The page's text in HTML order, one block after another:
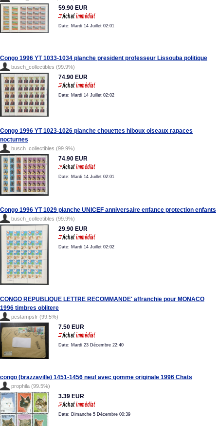
59.90 EUR
Date: Mardi 14 Juillet 02:01
Congo 1996 YT 1033-1034 planche president professeur Lissouba politique
busch_collectibles (99.9%)
74.90 EUR
Date: Mardi 14 Juillet 02:02
Congo 1996 YT 1023-1026 planche chouettes hiboux oiseaux rapaces
nocturnes
busch_collectibles (99.9%)
74.90 EUR
Date: Mardi 14 Juillet 02:01
Congo 1996 YT 1029 planche UNICEF anniversaire enfance protection enfants
busch_collectibles (99.9%)
29.90 EUR
Date: Mardi 14 Juillet 02:02
CONGO REPUBLIQUE LETTRE RECOMMANDE' affranchie pour MONACO
1996 timbres oblitere
pcstampsfr (99.5%)
7.50 EUR
Date: Mardi 23 Décembre 22:40
congo (brazzaville) 1451-1456 neuf avec gomme originale 1996 Chats
prophila (99.5%)
3.39 EUR
Date: Dimanche 5 Décembre 00:39